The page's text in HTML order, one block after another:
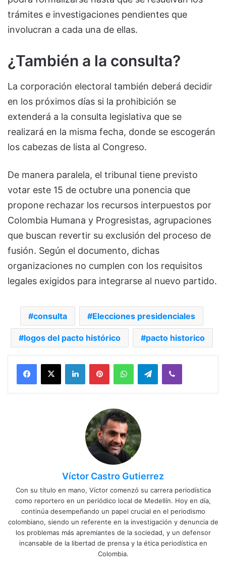
trámites e investigaciones pendientes que
involucran a cada una de ellas.
¿También a la consulta?
La corporación electoral también deberá decidir
en los próximos días si la prohibición se
extenderá a la consulta legislativa que se
realizará en la misma fecha, donde se escogerán
los cabezas de lista al Congreso.
De manera paralela, el tribunal tiene previsto
votar este 15 de octubre una ponencia que
propone rechazar los recursos interpuestos por
Colombia Humana y Progresistas, agrupaciones
que buscan revertir su exclusión del proceso de
fusión. Según el documento, dichas
organizaciones no cumplen con los requisitos
legales exigidos para integrarse al nuevo partido.
consulta Elecciones presidenciales
logos del pacto histórico pacto historico
Facebook
X LinkedInPinterestWhatsAppTelegramViber
Víctor Castro Gutierrez
Con su título en mano, Víctor comenzó su carrera periodística
como reportero en un periódico local de Medellín. Hoy en día,
continúa desempeñando un papel crucial en el periodismo
colombiano, siendo un referente en la investigación y denuncia de
los problemas más apremiantes de la sociedad, y un defensor
incansable de la libertad de prensa y la ética periodística en
Colombia.